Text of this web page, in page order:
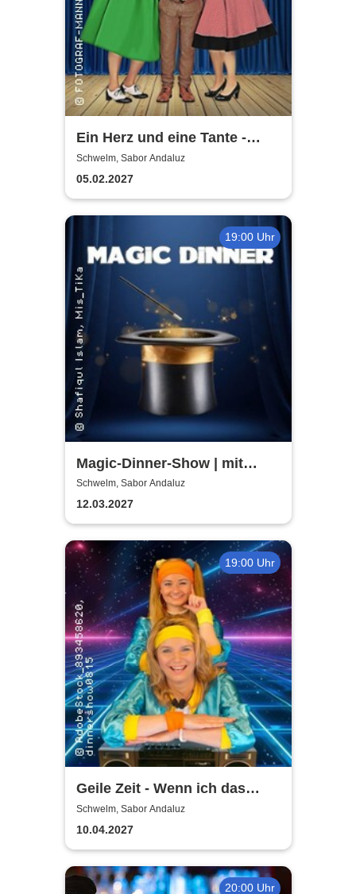
Ein Herz und eine Tante -
Dinner-Komödie
Schwelm, Sabor Andaluz
05.02.2027
19:00 Uhr
Magic-Dinner-Show | mit
Magic Andi
Schwelm, Sabor Andaluz
12.03.2027
19:00 Uhr
Geile Zeit - Wenn ich das
gewusst hätte
Schwelm, Sabor Andaluz
10.04.2027
20:00 Uhr